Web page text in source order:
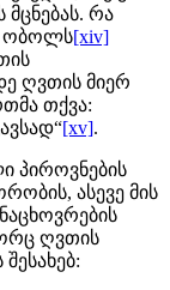
რა
ობოლს[xiv]
ღვთის მიერ
თქვა:
[xv].
პიროვნების
ასევე მის
ღვთის